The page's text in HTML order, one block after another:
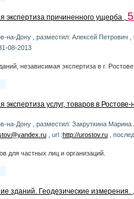
экспертиза причиненного ущерба ,
на-Дону , разместил: Алексей Петрович ,
08-2013
независимая экспертиза в г.
экспертиза услуг, товаров в Ростове-
на-Дону , разместил: Закруткина Марина
, url :http://urostov.ru ,
для частных лиц и организаций.
зданий. Геодезические измерения. ,